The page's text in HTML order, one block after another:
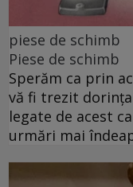
piese de schimb
Piese de schimb
Sperăm ca prin
vă fi trezit
legate de acest
urmări mai